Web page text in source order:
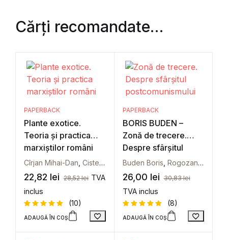
Cărți recomandate…
PAPERBACK
Plante exotice.
Teoria și practica
marxiștilor români
Cîrjan Mihai-Dan Cistelecan Alex ,Grama Adrian,Guga
22,82 lei 28,52lei TVA
inclus
Evaluat la
baza a
10
(10)
ADAUGĂ ÎN COȘ
PAPERBACK
BORIS BUDEN –
Zonă de trecere.
Despre sfârșitul
postcomunismului
Buden Boris Rogozanu Costi
26,00 lei 30,83lei
TVA inclus
Evaluat la
baza a
8
(8)
ADAUGĂ ÎN COȘ